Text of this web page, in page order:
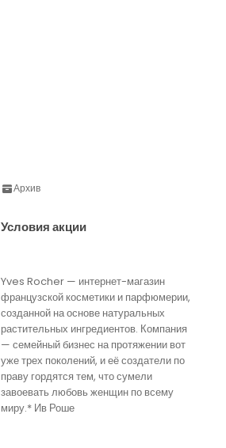
Архив
Условия акции
Yves Rocher — интернет-магазин
французской косметики и парфюмерии,
созданной на основе натуральных
растительных ингредиентов. Компания
— семейный бизнес на протяжении вот
уже трех поколений, и её создатели по
праву гордятся тем, что сумели
завоевать любовь женщин по всему
миру.* Ив Роше